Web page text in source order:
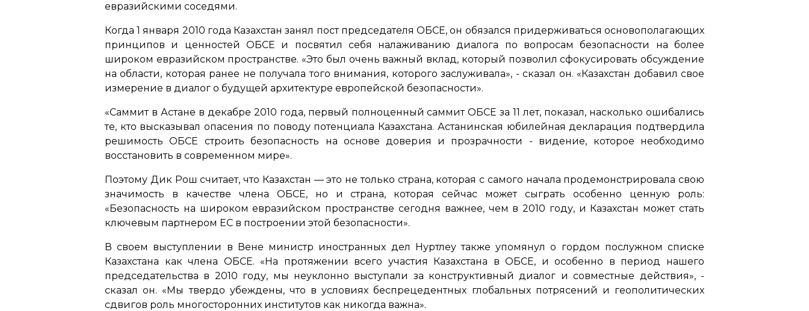
евразийскими соседями.
Когда 1 января 2010 года Казахстан занял пост председателя ОБСЕ, он обязался придерживаться основополагающих
принципов и ценностей ОБСЕ и посвятил себя налаживанию диалога по вопросам безопасности на более
широком евразийском пространстве. «Это был очень важный вклад, который позволил сфокусировать обсуждение
на области, которая ранее не получала того внимания, которого заслуживала», - сказал он. «Казахстан добавил свое
измерение в диалог о будущей архитектуре европейской безопасности».
«Саммит в Астане в декабре 2010 года, первый полноценный саммит ОБСЕ за 11 лет, показал, насколько ошибались
те, кто высказывал опасения по поводу потенциала Казахстана. Астанинская юбилейная декларация подтвердила
решимость ОБСЕ строить безопасность на основе доверия и прозрачности - видение, которое необходимо
восстановить в современном мире».
Поэтому Дик Рош считает, что Казахстан — это не только страна, которая с самого начала продемонстрировала свою
значимость в качестве члена ОБСЕ, но и страна, которая сейчас может сыграть особенно ценную роль:
«Безопасность на широком евразийском пространстве сегодня важнее, чем в 2010 году, и Казахстан может стать
ключевым партнером ЕС в построении этой безопасности».
В своем выступлении в Вене министр иностранных дел Нуртлеу также упомянул о гордом послужном списке
Казахстана как члена ОБСЕ. «На протяжении всего участия Казахстана в ОБСЕ, и особенно в период нашего
председательства в 2010 году, мы неуклонно выступали за конструктивный диалог и совместные действия», -
сказал он. «Мы твердо убеждены, что в условиях беспрецедентных глобальных потрясений и геополитических
сдвигов роль многосторонних институтов как никогда важна».